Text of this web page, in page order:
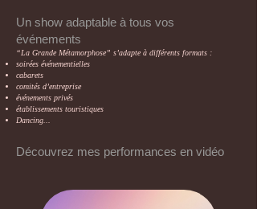
Un show adaptable à tous vos
événements
“La Grande Métamorphose” s’adapte à différents formats :
soirées événementielles
cabarets
comités d’entreprise
événements privés
établissements touristiques
Dancing...
Découvrez mes performances en vidéo